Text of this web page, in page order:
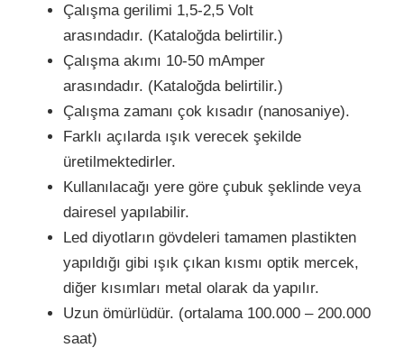
Çalışma gerilimi 1,5-2,5 Volt
arasındadır. (Kataloğda belirtilir.)
Çalışma akımı 10-50 mAmper
arasındadır. (Kataloğda belirtilir.)
Çalışma zamanı çok kısadır (nanosaniye).
Farklı açılarda ışık verecek şekilde
üretilmektedirler.
Kullanılacağı yere göre çubuk şeklinde veya
dairesel yapılabilir.
Led diyotların gövdeleri tamamen plastikten
yapıldığı gibi ışık çıkan kısmı optik mercek,
diğer kısımları metal olarak da yapılır.
Uzun ömürlüdür. (ortalama 100.000 – 200.000
saat)